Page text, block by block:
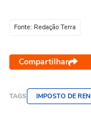
Fonte: Redação Terra
Compartilhar
TAGS IMPOSTO DE